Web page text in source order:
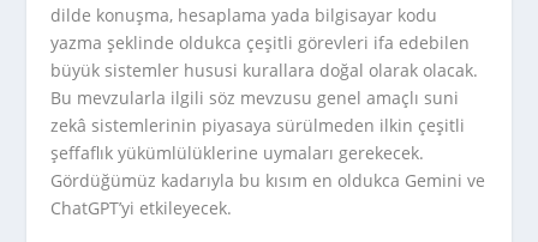
dilde konuşma, hesaplama yada bilgisayar kodu
yazma şeklinde oldukca çeşitli görevleri ifa edebilen
büyük sistemler hususi kurallara doğal olarak olacak.
Bu mevzularla ilgili söz mevzusu genel amaçlı suni
zekâ sistemlerinin piyasaya sürülmeden ilkin çeşitli
şeffaflık yükümlülüklerine uymaları gerekecek.
Gördüğümüz kadarıyla bu kısım en oldukca Gemini ve
ChatGPT’yi etkileyecek.